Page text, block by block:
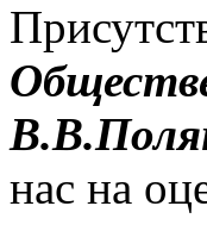
нас на